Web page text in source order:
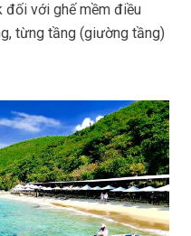
đối với ghế mềm điều
từng tầng (giường tầng)